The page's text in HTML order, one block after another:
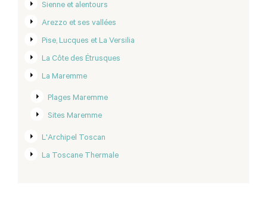
Sienne et alentours
Arezzo et ses vallées
Pise, Lucques et La Versilia
La Côte des Étrusques
La Maremme
Plages Maremme
Sites Maremme
L'Archipel Toscan
La Toscane Thermale